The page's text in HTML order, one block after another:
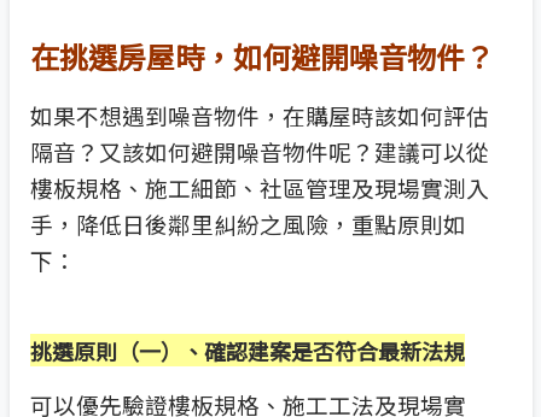
在挑選房屋時，如何避開噪音物件？
如果不想遇到噪音物件，在購屋時該如何評估
隔音？又該如何避開噪音物件呢？建議可以從
樓板規格、施工細節、社區管理及現場實測入
手，降低日後鄰里糾紛之風險，重點原則如
下：
挑選原則（一）、確認建案是否符合最新法規
可以優先驗證樓板規格、施工工法及現場實